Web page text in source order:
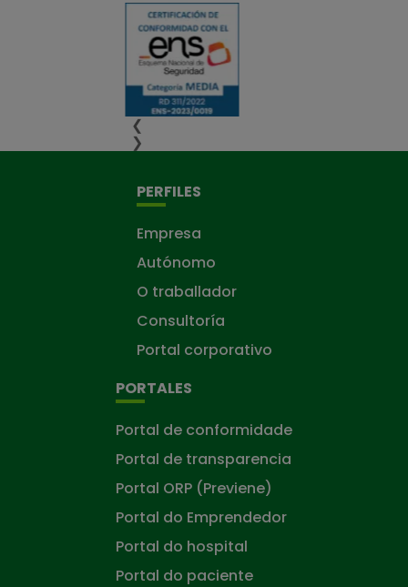
❮
❯
PERFILES
Empresa
Autónomo
O traballador
Consultoría
Portal corporativo
PORTALES
Portal de conformidade
Portal de transparencia
Portal ORP (Previene)
Portal do Emprendedor
Portal do hospital
Portal do paciente